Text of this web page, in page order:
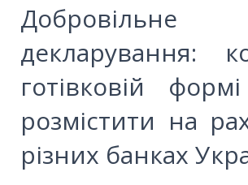
Добровільне
декларування:
готівковій
розмістити на
різних банках